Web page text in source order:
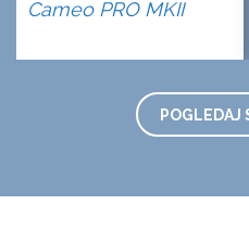
Cameo PRO MKII
POGLEDAJ